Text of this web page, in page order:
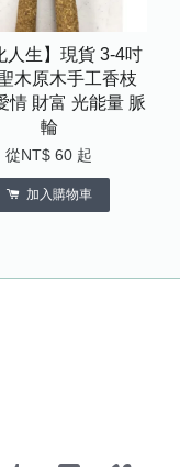
人生】現貨 3-4吋
木原木手工香枝
情 財富 光能量 脈
輪
從NT$ 60 起
加入購物車